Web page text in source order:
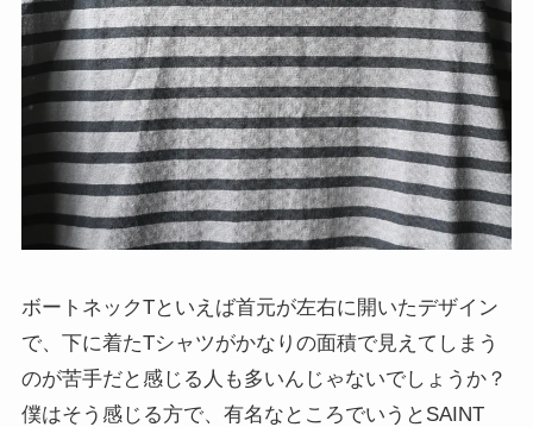
ボートネックTといえば首元が左右に開いたデザイン
で、下に着たTシャツがかなりの面積で見えてしまう
のが苦手だと感じる人も多いんじゃないでしょうか？
僕はそう感じる方で、有名なところでいうとSAINT